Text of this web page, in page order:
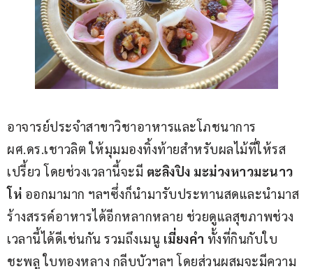
อาจารย์ประจำสาขาวิชาอาหารและโภชนาการ
ผศ.ดร.เชาวลิต ให้มุมมองทิ้งท้ายสำหรับผลไม้ที่ให้รส
เปรี้ยว โดยช่วงเวลานี้จะมี ตะลิงปิง มะม่วงหาวมะนาว
โห่ ออกมามาก ฯลฯซึ่งก็นำมารับประทานสดและนำมาส
ร้างสรรค์อาหารได้อีกหลากหลาย ช่วยดูแลสุขภาพช่วง
เวลานี้ได้ดีเช่นกัน รวมถึงเมนู เมี่ยงคำ ทั้งที่กินกับใบ
ชะพลู ใบทองหลาง กลีบบัวฯลฯ โดยส่วนผสมจะมีความ